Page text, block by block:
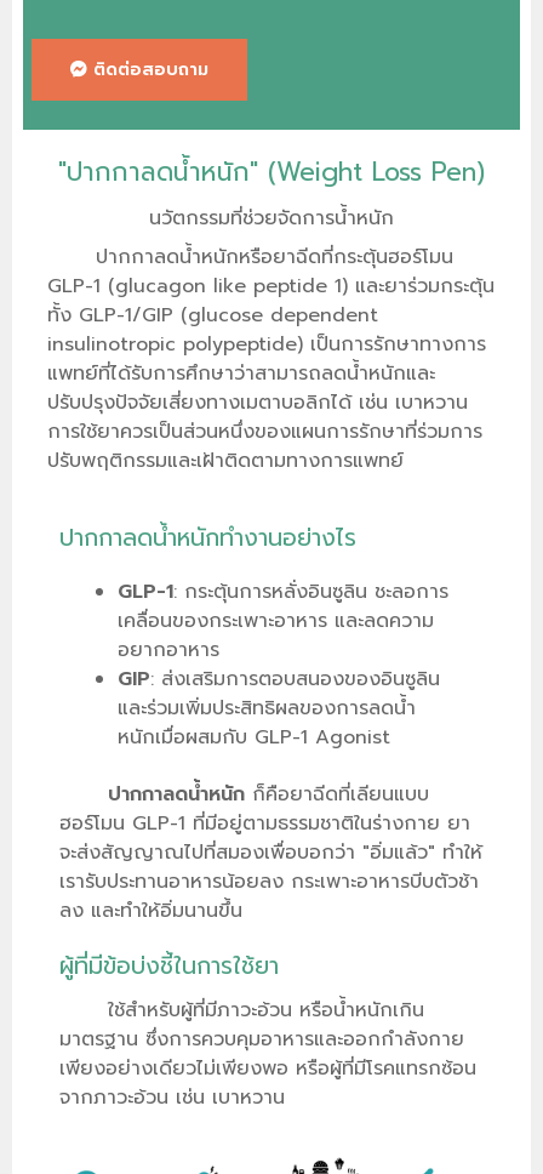
ติดต่อสอบถาม
"ปากกาลดน้ำหนัก" (Weight Loss Pen)
นวัตกรรมที่ช่วยจัดการน้ำหนัก
ปากกาลดน้ำหนักหรือยาฉีดที่กระตุ้นฮอร์โมน
GLP-1 (glucagon like peptide 1) และยาร่วมกระตุ้น
ทั้ง GLP-1/GIP (glucose dependent
insulinotropic polypeptide) เป็นการรักษาทางการ
แพทย์ที่ได้รับการศึกษาว่าสามารถลดน้ำหนักและ
ปรับปรุงปัจจัยเสี่ยงทางเมตาบอลิกได้ เช่น เบาหวาน
การใช้ยาควรเป็นส่วนหนึ่งของแผนการรักษาที่ร่วมการ
ปรับพฤติกรรมและเฝ้าติดตามทางการแพทย์
ปากกาลดน้ำหนักทำงานอย่างไร
GLP-1: กระตุ้นการหลั่งอินซูลิน ชะลอการ
เคลื่อนของกระเพาะอาหาร และลดความ
อยากอาหาร
GIP: ส่งเสริมการตอบสนองของอินซูลิน
และร่วมเพิ่มประสิทธิผลของการลดน้ำ
หนักเมื่อผสมกับ GLP-1 Agonist
ปากกาลดน้ำหนักก็คือยาฉีดที่เลียนแบบ
ฮอร์โมน GLP-1 ที่มีอยู่ตามธรรมชาติในร่างกาย ยา
จะส่งสัญญาณไปที่สมองเพื่อบอกว่า "อิ่มแล้ว" ทำให้
เรารับประทานอาหารน้อยลง กระเพาะอาหารบีบตัวช้า
ลง และทำให้อิ่มนานขึ้น
ผู้ที่มีข้อบ่งชี้ในการใช้ยา
ใช้สำหรับผู้ที่มีภาวะอ้วน หรือน้ำหนักเกิน
มาตรฐาน ซึ่งการควบคุมอาหารและออกกำลังกาย
เพียงอย่างเดียวไม่เพียงพอ หรือผู้ที่มีโรคแทรกซ้อน
จากภาวะอ้วน เช่น เบาหวาน